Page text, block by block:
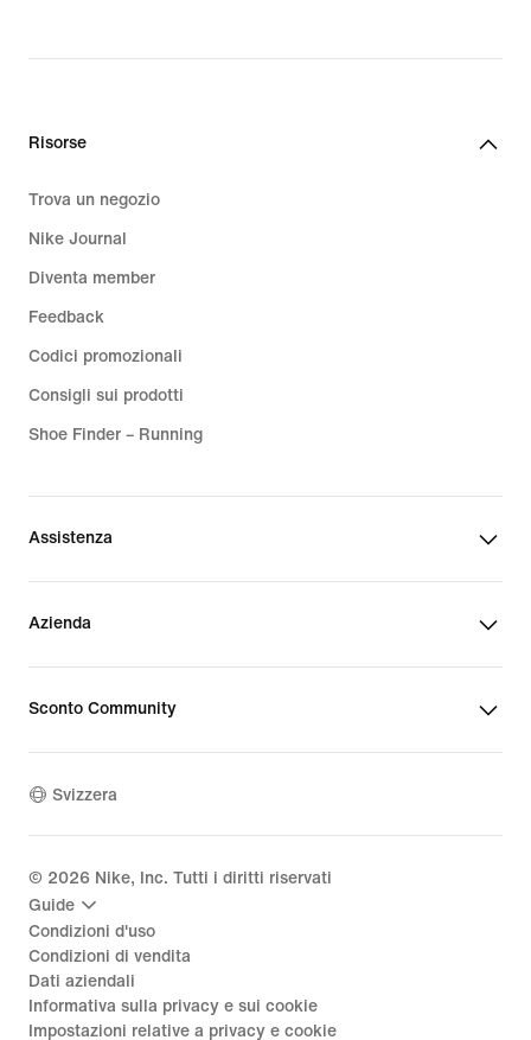
Risorse
Trova un negozio
Nike Journal
Diventa member
Feedback
Codici promozionali
Consigli sui prodotti
Shoe Finder – Running
Assistenza
Azienda
Sconto Community
Svizzera
© 2026 Nike, Inc. Tutti i diritti riservati
Guide
Condizioni d'uso
Condizioni di vendita
Dati aziendali
Informativa sulla privacy e sui cookie
Impostazioni relative a privacy e cookie